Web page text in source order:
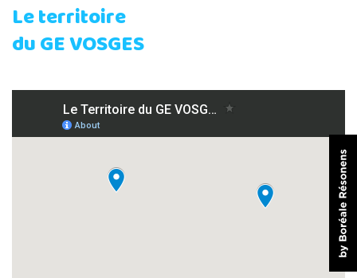
Le territoire
du GE VOSGES